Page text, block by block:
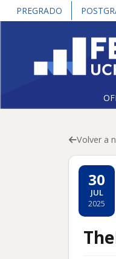
PREGRADO
Volver a
30
JUL
2025